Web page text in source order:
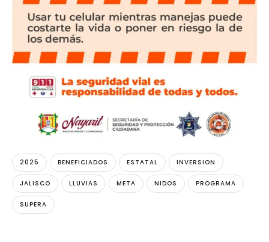
2025 BENEFICIADOS ESTATAL INVERSION
JALISCO LLUVIAS META NIDOS PROGRAMA
SUPERA